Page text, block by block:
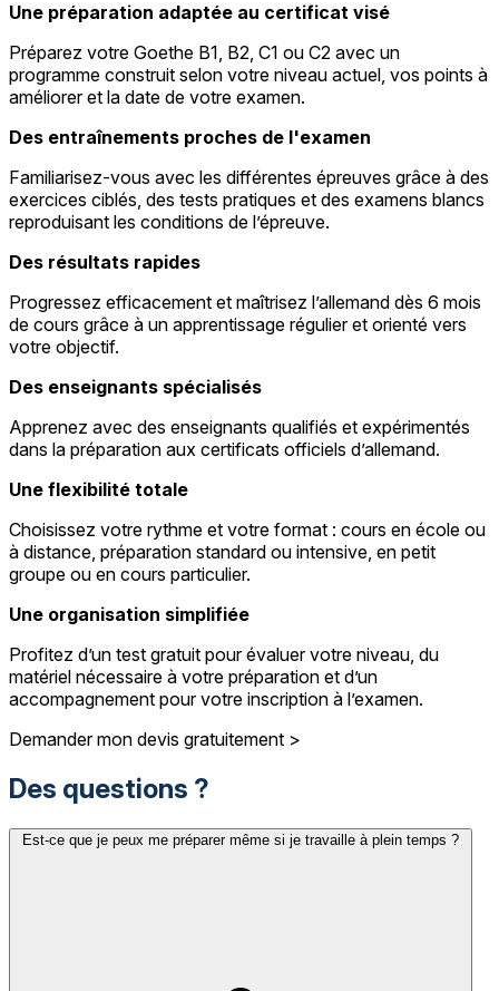
Une préparation adaptée au certificat visé
Préparez votre Goethe B1, B2, C1 ou C2 avec un
programme construit selon votre niveau actuel, vos points à
améliorer et la date de votre examen.
Des entraînements proches de l'examen
Familiarisez-vous avec les différentes épreuves grâce à des
exercices ciblés, des tests pratiques et des examens blancs
reproduisant les conditions de l’épreuve.
Des résultats rapides
Progressez efficacement et maîtrisez l’allemand dès 6 mois
de cours grâce à un apprentissage régulier et orienté vers
votre objectif.
Des enseignants spécialisés
Apprenez avec des enseignants qualifiés et expérimentés
dans la préparation aux certificats officiels d’allemand.
Une flexibilité totale
Choisissez votre rythme et votre format : cours en école ou
à distance, préparation standard ou intensive, en petit
groupe ou en cours particulier.
Une organisation simplifiée
Profitez d’un test gratuit pour évaluer votre niveau, du
matériel nécessaire à votre préparation et d’un
accompagnement pour votre inscription à l’examen.
Demander mon devis gratuitement >
Des questions ?
Est-ce que je peux me préparer même si je travaille à plein temps ?